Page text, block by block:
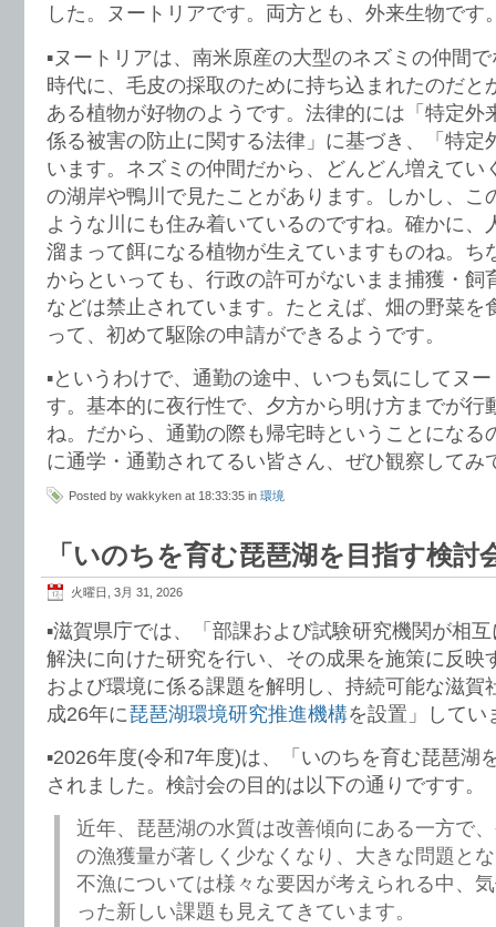
した。ヌートリアです。両方とも、外来生物です
▪️ヌートリアは、南米原産の大型のネズミの仲間
時代に、毛皮の採取のために持ち込まれたのだと
ある植物が好物のようです。法律的には「特定外
係る被害の防止に関する法律」に基づき、「特定
います。ネズミの仲間だから、どんどん増えてい
の湖岸や鴨川で見たことがあります。しかし、こ
ような川にも住み着いているのですね。確かに、
溜まって餌になる植物が生えていますものね。ち
からといっても、行政の許可がないまま捕獲・飼
などは禁止されています。たとえば、畑の野菜を
って、初めて駆除の申請ができるようです。
▪️というわけで、通勤の途中、いつも気にしてヌ
す。基本的に夜行性で、夕方から明け方までが行
ね。だから、通勤の際も帰宅時ということになる
に通学・通勤されてるい皆さん、ぜひ観察してみ
Posted by wakkyken at 18:33:35 in 環境
「いのちを育む琵琶湖を目指す検討
火曜日, 3月 31, 2026
▪️滋賀県庁では、「部課および試験研究機関が相
解決に向けた研究を行い、その成果を施策に反映
および環境に係る課題を解明し、持続可能な滋賀
成26年に琵琶湖環境研究推進機構を設置」してい
▪️2026年度(令和7年度)は、「いのちを育む琵琶湖
されました。検討会の目的は以下の通りですす。
近年、琵琶湖の水質は改善傾向にある一方で
の漁獲量が著しく少なくなり、大きな問題と
不漁については様々な要因が考えられる中、
った新しい課題も見えてきています。